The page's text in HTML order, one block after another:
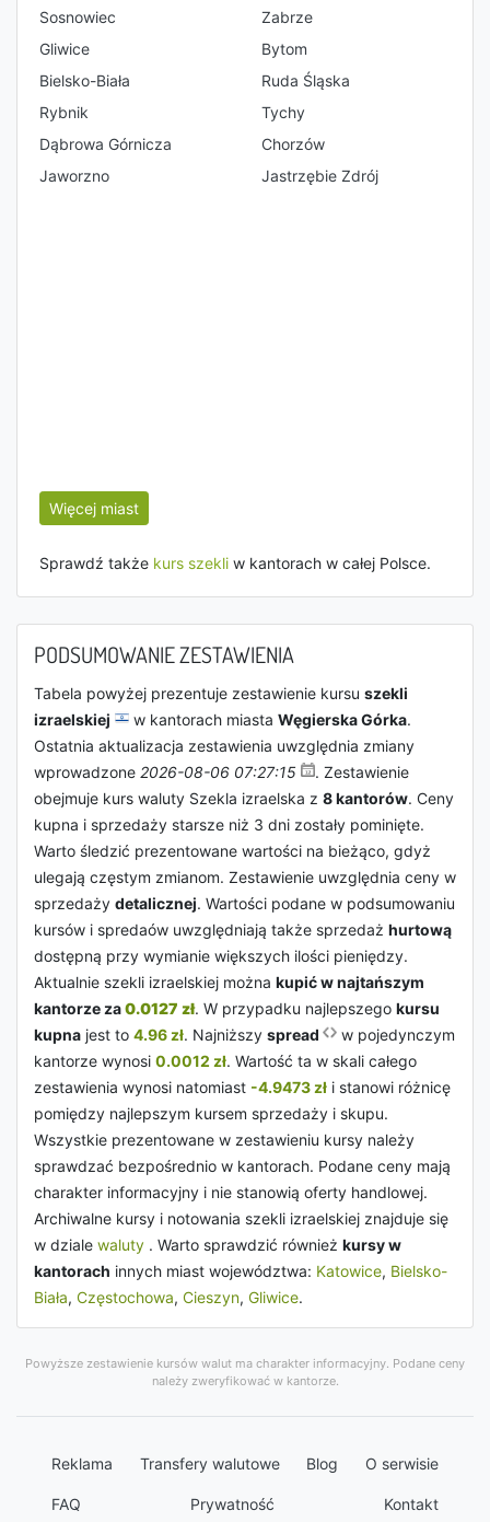
Sosnowiec
Zabrze
Gliwice
Bytom
Bielsko-Biała
Ruda Śląska
Rybnik
Tychy
Dąbrowa Górnicza
Chorzów
Jaworzno
Jastrzębie Zdrój
Więcej miast
Sprawdź także kurs szekli w kantorach w całej Polsce.
PODSUMOWANIE ZESTAWIENIA
Tabela powyżej prezentuje zestawienie kursu szekli
izraelskiej
w kantorach miasta Węgierska Górka.
Ostatnia aktualizacja zestawienia uwzględnia zmiany
wprowadzone 2026-08-06 07:27:15
. Zestawienie
obejmuje kurs waluty Szekla izraelska z 8 kantorów. Ceny
kupna i sprzedaży starsze niż 3 dni zostały pominięte.
Warto śledzić prezentowane wartości na bieżąco, gdyż
ulegają częstym zmianom. Zestawienie uwzględnia ceny w
sprzedaży detalicznej. Wartości podane w podsumowaniu
kursów i spredaów uwzględniają także sprzedaż hurtową
dostępną przy wymianie większych ilości pieniędzy.
Aktualnie szekli izraelskiej można kupić w najtańszym
kantorze za0.0127 zł. W przypadku najlepszego kursu
kupna jest to 4.96 zł. Najniższy spread
w pojedynczym
kantorze wynosi 0.0012 zł. Wartość ta w skali całego
zestawienia wynosi natomiast -4.9473 zł i stanowi różnicę
pomiędzy najlepszym kursem sprzedaży i skupu.
Wszystkie prezentowane w zestawieniu kursy należy
sprawdzać bezpośrednio w kantorach. Podane ceny mają
charakter informacyjny i nie stanowią oferty handlowej.
Archiwalne kursy i notowania szekli izraelskiej znajduje się
w dziale waluty . Warto sprawdzić również kursy w
kantorach innych miast województwa: Katowice, Bielsko-
Biała, Częstochowa, Cieszyn, Gliwice.
Powyższe zestawienie kursów walut ma charakter informacyjny. Podane ceny
należy zweryfikować w kantorze.
Reklama Transfery walutowe Blog O serwisie
FAQ Prywatność Kontakt